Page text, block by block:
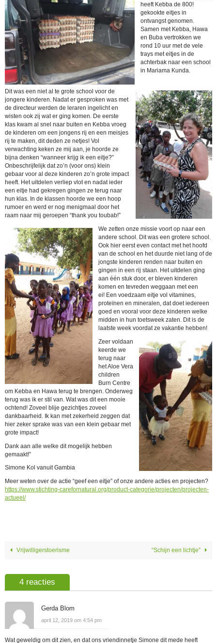
heeft Kebba de 800!
gekookte eitjes in
ontvangst genomen.
Samen met Kebba, Hawa
en Buba vertrokken we
rond 10 uur met de vele
trays met eitjes in de
achterbak naar een school
in Mariama Kunda.
Dit was een niet al te grote school voor de
jongere kinderen. Nadat er gesproken was met
de directeur werden de leraren ingelicht en
wisten ook zij wat er ging komen. De eerste
klas kwam al snel naar buiten en Kebba vroeg
de kinderen om een jongens rij en een meisjes
rij te maken, dit deden ze netjes! Vol
verwachting keken ze mij aan, je hoorde ze
bijna denken “wanneer krijg ik een eitje?”
Onbeschrijfelijk dat zo’n (voor ons) klein
gebaar voor al deze kinderen zo’n grote impact
heeft. Het uitdelen verliep vlot en nadat ieder
een eitje had gekregen gingen ze terug naar
hun klas. In de klassen hoorde we een hoop
rumoer en werd er nog menigmaal door het
raam naar mij geroepen “thank you toubab!”
We zetten onze missie voort op naar een
andere school. Dit was een grotere school.
Ook hier eerst even contact met het hoofd
van de school en het duurde niet lang of de
jongste kinderen renden naar buiten en
gingen in een rij staan. Het uitdelen ging
aan één stuk door, er bleven kinderen
komen en tevreden weggaan met een
ei! Een voedzaam eitje vol vitamines,
proteïnen en mineralen, dat doet iedereen
goed en vooral voor deze kinderen welke
midden in hun toetsweek zaten. Dit is de
laatste week voordat ze vakantie hebben!
Zeer voldaan
keerde we
terug naar
het Aloe Vera
children
Burn Centre
om Kebba en Hawa terug te brengen. Onderweg
terug was ik er stil van. Wat was dit een mooie
ochtend! Zoveel blije gezichtjes zoveel
dankbaarheid. Ik kan met zekerheid zeggen dat
hier zeker sprake was van een klein gebaar met
grote impact!
Dank aan alle welke dit mogelijk hebben
gemaakt!”
Simone Kol vanuit Gambia
Meer weten over de actie “geef een eitje” of onze andere acties en projecten?
https://www.stichting-carefornatural.org/product-categorie/projecten/projecten-
actueel/
Vrijwilligerstoerisme “Schijn een lichtje”
4 reacties
Gerda Blom
april 12, 2019 om 4:54 pm
Wat geweldig om dit zien, en dat ons vriendinnetje Simone dit mede heeft